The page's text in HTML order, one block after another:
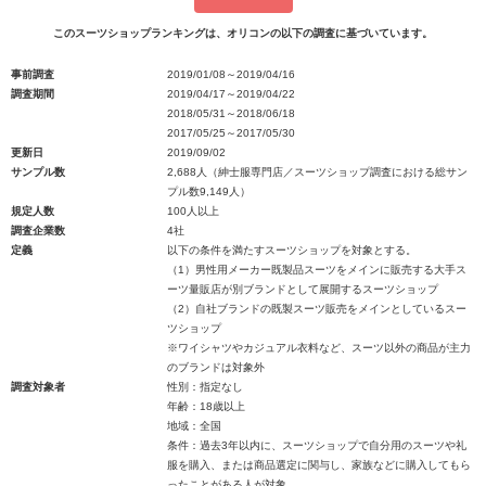
このスーツショップランキングは、オリコンの以下の調査に基づいています。
事前調査
2019/01/08～2019/04/16
調査期間
2019/04/17～2019/04/22
2018/05/31～2018/06/18
2017/05/25～2017/05/30
更新日
2019/09/02
サンプル数
2,688人（紳士服専門店／スーツショップ調査における総サン
プル数9,149人）
規定人数
100人以上
調査企業数
4社
定義
以下の条件を満たすスーツショップを対象とする。
（1）男性用メーカー既製品スーツをメインに販売する大手ス
ーツ量販店が別ブランドとして展開するスーツショップ
（2）自社ブランドの既製スーツ販売をメインとしているスー
ツショップ
※ワイシャツやカジュアル衣料など、スーツ以外の商品が主力
のブランドは対象外
調査対象者
性別：指定なし
年齢：18歳以上
地域：全国
条件：過去3年以内に、スーツショップで自分用のスーツや礼
服を購入、または商品選定に関与し、家族などに購入してもら